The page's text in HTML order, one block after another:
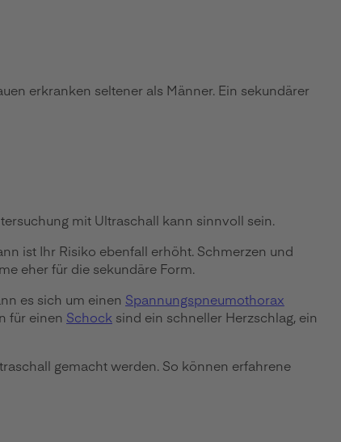
erkranken seltener als Männer. Ein sekundärer
mit Ultraschall kann sinnvoll sein.
ist Ihr Risiko ebenfall erhöht. Schmerzen und
eher für die sekundäre Form.
es sich um einen Spannungspneumothorax
für einen Schock sind ein schneller Herzschlag, ein
gemacht werden. So können erfahrene